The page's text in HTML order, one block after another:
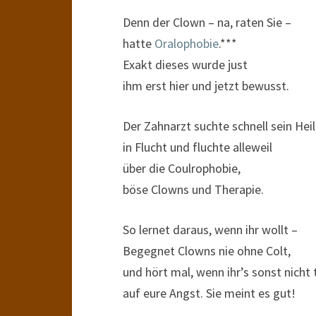
Denn der Clown – na, raten Sie –
hatte Oralophobie.***
Exakt dieses wurde just
ihm erst hier und jetzt bewusst.
Der Zahnarzt suchte schnell sein Heil
in Flucht und fluchte alleweil
über die Coulrophobie,
böse Clowns und Therapie.
So lernet daraus, wenn ihr wollt –
Begegnet Clowns nie ohne Colt,
und hört mal, wenn ihr’s sonst nicht
auf eure Angst. Sie meint es gut!